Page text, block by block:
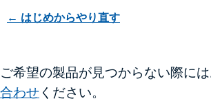
← はじめからやり直す
ご希望の製品が見つからない際に
合わせ ください。